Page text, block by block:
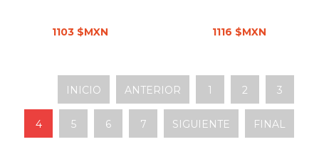
1103 $MXN 1116 $MXN
INICIO ANTERIOR 1 2 3
4 5 6 7 SIGUIENTE FINAL